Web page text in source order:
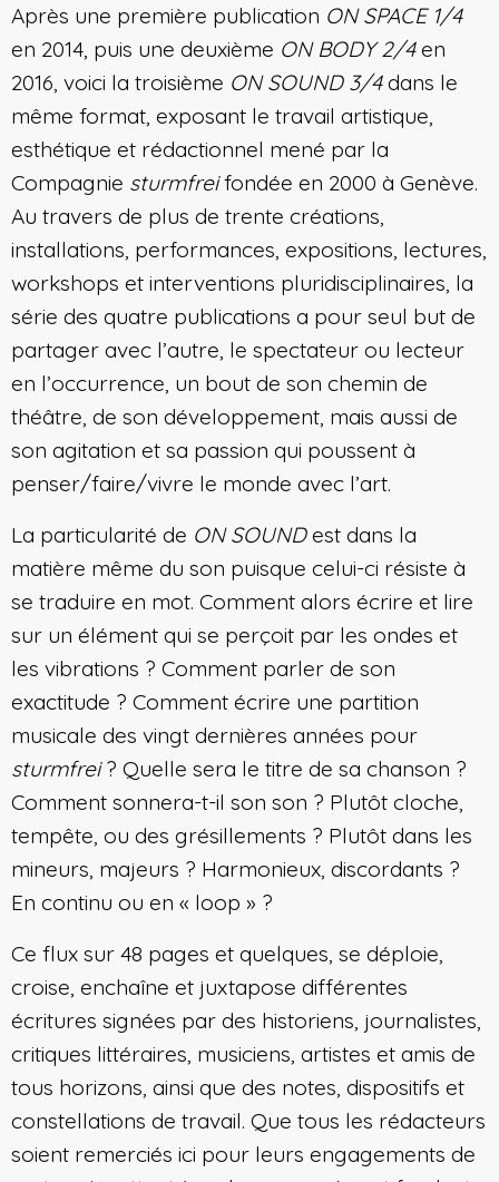
Après une première publication ON SPACE 1/4
en 2014, puis une deuxième ON BODY 2/4en
2016, voici la troisième ON SOUND 3/4dans le
même format, exposant le travail artistique,
esthétique et rédactionnel mené par la
Compagnie sturmfreifondée en 2000 à Genève.
Au travers de plus de trente créations,
installations, performances, expositions, lectures,
workshops et interventions pluridisciplinaires, la
série des quatre publications a pour seul but de
partager avec l’autre, le spectateur ou lecteur
en l’occurrence, un bout de son chemin de
théâtre, de son développement, mais aussi de
son agitation et sa passion qui poussent à
penser/faire/vivre le monde avec l’art.
La particularité de ON SOUNDest dans la
matière même du son puisque celui-ci résiste à
se traduire en mot. Comment alors écrire et lire
sur un élément qui se perçoit par les ondes et
les vibrations ? Comment parler de son
exactitude ? Comment écrire une partition
musicale des vingt dernières années pour
sturmfrei? Quelle sera le titre de sa chanson ?
Comment sonnera-t-il son son ? Plutôt cloche,
tempête, ou des grésillements ? Plutôt dans les
mineurs, majeurs ? Harmonieux, discordants ?
En continu ou en « loop » ?
Ce flux sur 48 pages et quelques, se déploie,
croise, enchaîne et juxtapose différentes
écritures signées par des historiens, journalistes,
critiques littéraires, musiciens, artistes et amis de
tous horizons, ainsi que des notes, dispositifs et
constellations de travail. Que tous les rédacteurs
soient remerciés ici pour leurs engagements de